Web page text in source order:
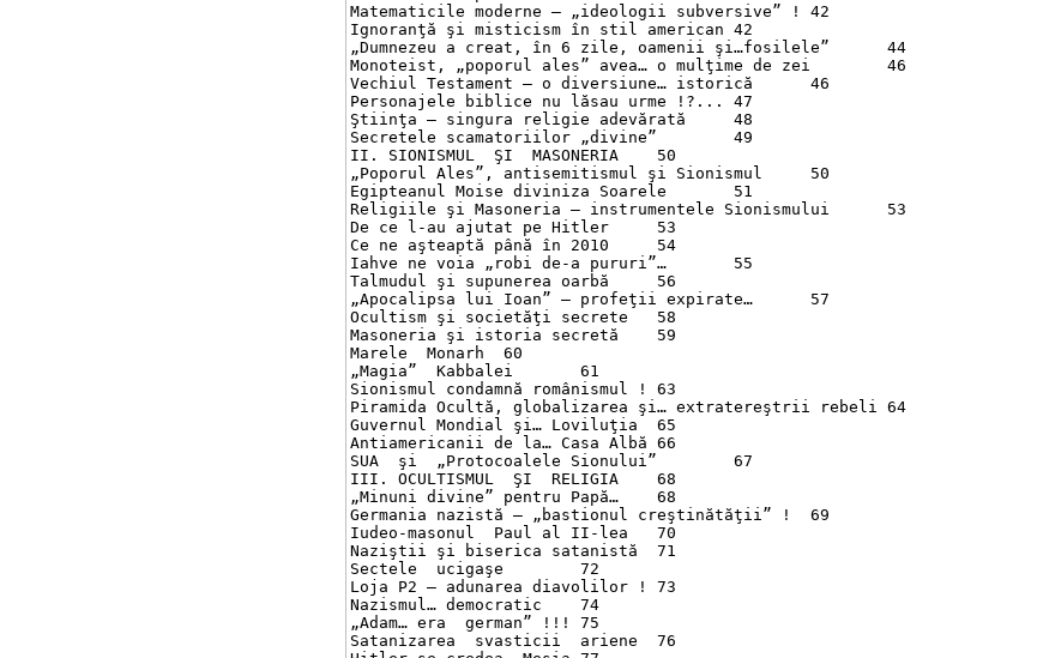
Matematicile moderne – „ideologii subversive” !	42
Ignoranţă şi misticism în stil american	42
„Dumnezeu a creat, în 6 zile, oamenii şi…fosilele”	44
Monoteist, „poporul ales” avea… o mulţime de zei	46
Vechiul Testament – o diversiune… istorică	46
Personajele biblice nu lăsau urme !?...	47
Ştiinţa – singura religie adevărată	48
Secretele scamatoriilor „divine”	49
II. SIONISMUL  ŞI  MASONERIA	50
„Poporul Ales”, antisemitismul şi Sionismul	50
Egipteanul Moise diviniza Soarele	51
Religiile şi Masoneria – instrumentele Sionismului	53
De ce l-au ajutat pe Hitler	53
Ce ne aşteaptă până în 2010	54
Iahve ne voia „robi de-a pururi”…	55
Talmudul şi supunerea oarbă	56
„Apocalipsa lui Ioan” – profeţii expirate…	57
Ocultism şi societăţi secrete	58
Masoneria şi istoria secretă	59
Marele  Monarh	60
„Magia”  Kabbalei	61
Sionismul condamnă românismul !	63
Piramida Ocultă, globalizarea şi… extratereştrii rebeli	64
Guvernul Mondial şi… Loviluţia	65
Antiamericanii de la… Casa Albă	66
SUA  şi  „Protocoalele Sionului”	67
III. OCULTISMUL  ŞI  RELIGIA	68
„Minuni divine” pentru Papă…	68
Germania nazistă – „bastionul creştinătăţii” !	69
Iudeo-masonul  Paul al II-lea	70
Naziştii şi biserica satanistă	71
Sectele  ucigaşe	72
Loja P2 – adunarea diavolilor !	73
Nazismul… democratic	74
„Adam… era  german” !!!	75
Satanizarea  svasticii  ariene	76